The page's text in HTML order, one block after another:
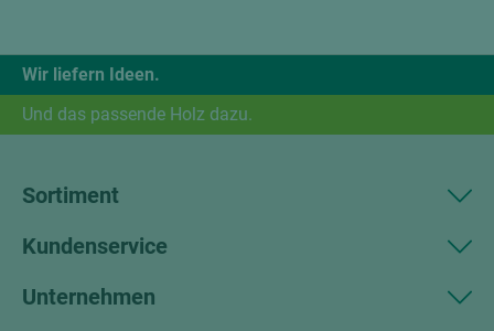
Wir liefern Ideen.
Und das passende Holz dazu.
Sortiment
Kundenservice
Unternehmen